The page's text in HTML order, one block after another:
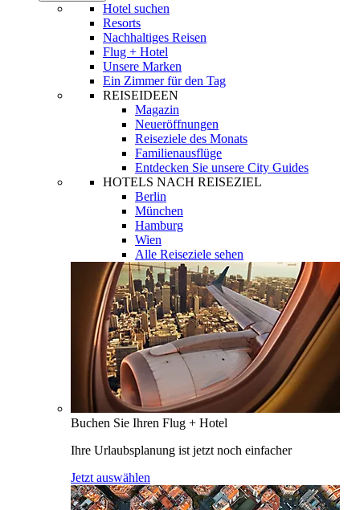
Hotel suchen
Resorts
Nachhaltiges Reisen
Flug + Hotel
Unsere Marken
Ein Zimmer für den Tag
REISEIDEEN
Magazin
Neueröffnungen
Reiseziele des Monats
Familienausflüge
Entdecken Sie unsere City Guides
HOTELS NACH REISEZIEL
Berlin
München
Hamburg
Wien
Alle Reiseziele sehen
Buchen Sie Ihren Flug + Hotel
Ihre Urlaubsplanung ist jetzt noch einfacher
Jetzt auswählen